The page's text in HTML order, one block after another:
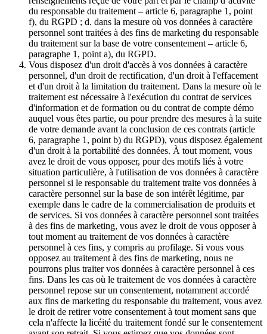
du responsable du traitement – article 6, paragraphe 1, point
f), du RGPD ; d. dans la mesure où vos données à caractère
personnel sont traitées à des fins de marketing du responsable
du traitement sur la base de votre consentement – article 6,
paragraphe 1, point a), du RGPD.
Vous disposez d'un droit d'accès à vos données à caractère
personnel, d'un droit de rectification, d'un droit à l'effacement
et d'un droit à la limitation du traitement. Dans la mesure où le
traitement est nécessaire à l'exécution du contrat de services
d'information et de formation ou du contrat de compte démo
auquel vous êtes partie, ou pour prendre des mesures à la suite
de votre demande avant la conclusion de ces contrats (article
6, paragraphe 1, point b) du RGPD), vous disposez également
d'un droit à la portabilité des données. À tout moment, vous
avez le droit de vous opposer, pour des motifs liés à votre
situation particulière, à l'utilisation de vos données à caractère
personnel si le responsable du traitement traite vos données à
caractère personnel sur la base de son intérêt légitime, par
exemple dans le cadre de la commercialisation de produits et
de services. Si vos données à caractère personnel sont traitées
à des fins de marketing, vous avez le droit de vous opposer à
tout moment au traitement de vos données à caractère
personnel à ces fins, y compris au profilage. Si vous vous
opposez au traitement à des fins de marketing, nous ne
pourrons plus traiter vos données à caractère personnel à ces
fins. Dans les cas où le traitement de vos données à caractère
personnel repose sur un consentement, notamment accordé
aux fins de marketing du responsable du traitement, vous avez
le droit de retirer votre consentement à tout moment sans que
cela n'affecte la licéité du traitement fondé sur le consentement